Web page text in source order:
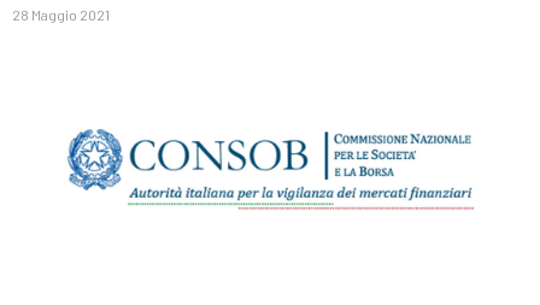
28 Maggio 2021